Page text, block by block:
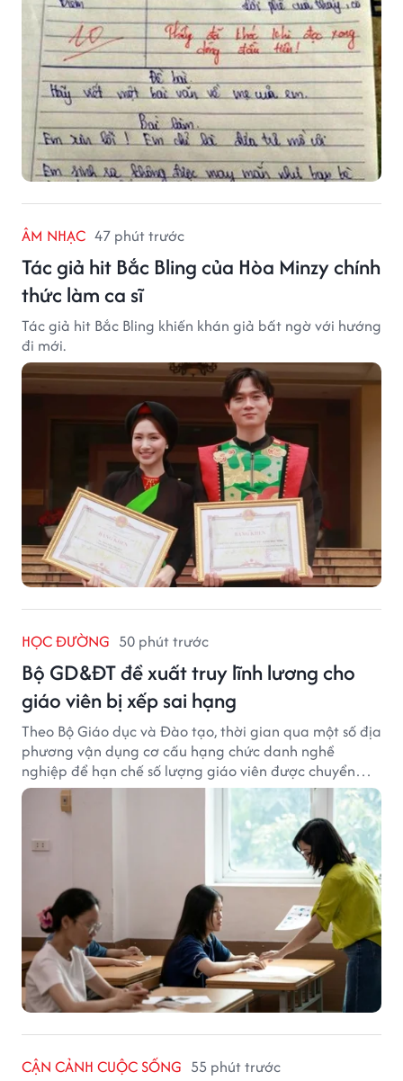
ÂM NHẠC 47 phút trước
Tác giả hit Bắc Bling của Hòa Minzy chính
thức làm ca sĩ
Tác giả hit Bắc Bling khiến khán giả bất ngờ với hướng
đi mới.
HỌC ĐƯỜNG 50 phút trước
Bộ GD&ĐT đề xuất truy lĩnh lương cho
giáo viên bị xếp sai hạng
Theo Bộ Giáo dục và Đào tạo, thời gian qua một số địa
phương vận dụng cơ cấu hạng chức danh nghề
nghiệp để hạn chế số lượng giáo viên được chuyển
xếp từ hạng cũ sang hạng tương ứng theo quy định
mới, gây những bất cập.
CẬN CẢNH CUỘC SỐNG 55 phút trước